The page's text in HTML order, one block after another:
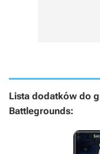
Lista dodatków do
Battlegrounds: